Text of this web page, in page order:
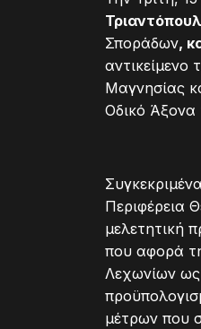
Σποράδων,
Μαγνησίας
Οδικό
Περιφέρεια
μελετητική
που αφορά
Λεχωνίων ως
μέτρων που